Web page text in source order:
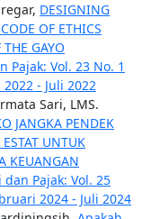
DESIGNING
OF ETHICS
GAYO
Pajak: Vol. 23 No. 1
2022 - Juli 2022
Sari, LMS.
JANGKA PENDEK
UNTUK
KEUANGAN
Pajak: Vol. 25
2024 - Juli 2024